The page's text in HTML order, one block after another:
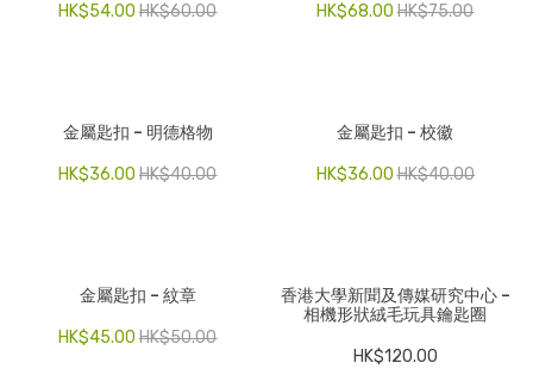
其他
玩具
HK$60.00
HK$54.00 HK$75.00
HK$68.00
金屬匙扣 – 明德格物
HK$40.00
HK$36.00
金屬匙扣 – 校徽
HK$40.00
HK$36.00
金屬匙扣 – 紋章
HK$50.00
HK$45.00
香港大學新聞及傳媒研究中心 –
相機形狀絨毛玩具鑰匙圈
HK$120.00